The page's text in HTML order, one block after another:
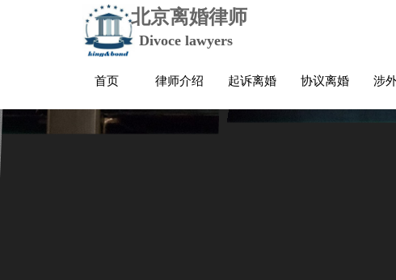
北京离婚律师
Divoce lawyers
首页 律师介绍 起诉离婚 协议离婚 涉